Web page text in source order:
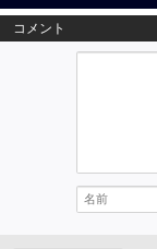
コメント